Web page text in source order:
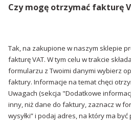
Czy mogę otrzymać fakturę
Tak, na zakupione w naszym sklepie
fakturę VAT. W tym celu w trakcie
formularzu z Twoimi danymi wybierz
faktury. Informacje na temat chęci
Uwagach (sekcja "Dodatkowe
inny, niż dane do faktury, zaznacz w
wysyłki” i podaj adres, na który ma